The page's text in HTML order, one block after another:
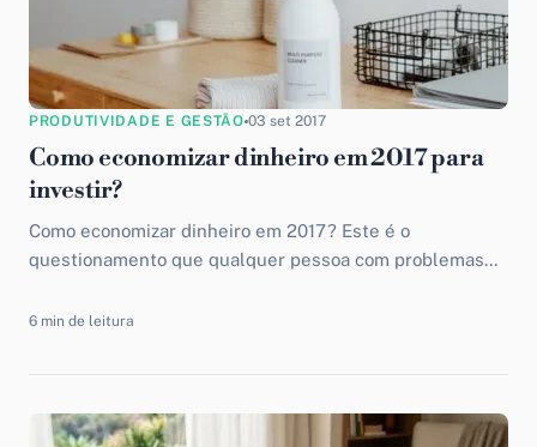
PRODUTIVIDADE E GESTÃO 03 set 2017
Como economizar dinheiro em 2017 para
investir?
Como economizar dinheiro em 2017? Este é o
questionamento que qualquer pessoa com problemas
podermos investir em alguma coisa precisamos ter um
6 min de leitura